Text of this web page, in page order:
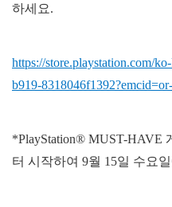
하세요.
https://store.playstation.com/
b919-
*PlayStation® MUST-HAVE
터 시작하여 9월 15일 수요